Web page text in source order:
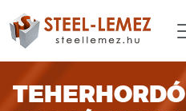
TEHERHORDÓ